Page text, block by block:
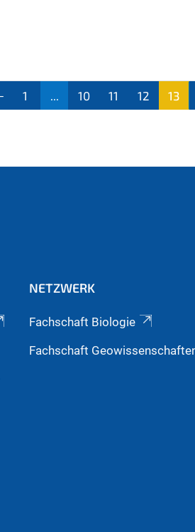
1 10 11 12
13
NETZWERK
Fachschaft Biologie
Fachschaft